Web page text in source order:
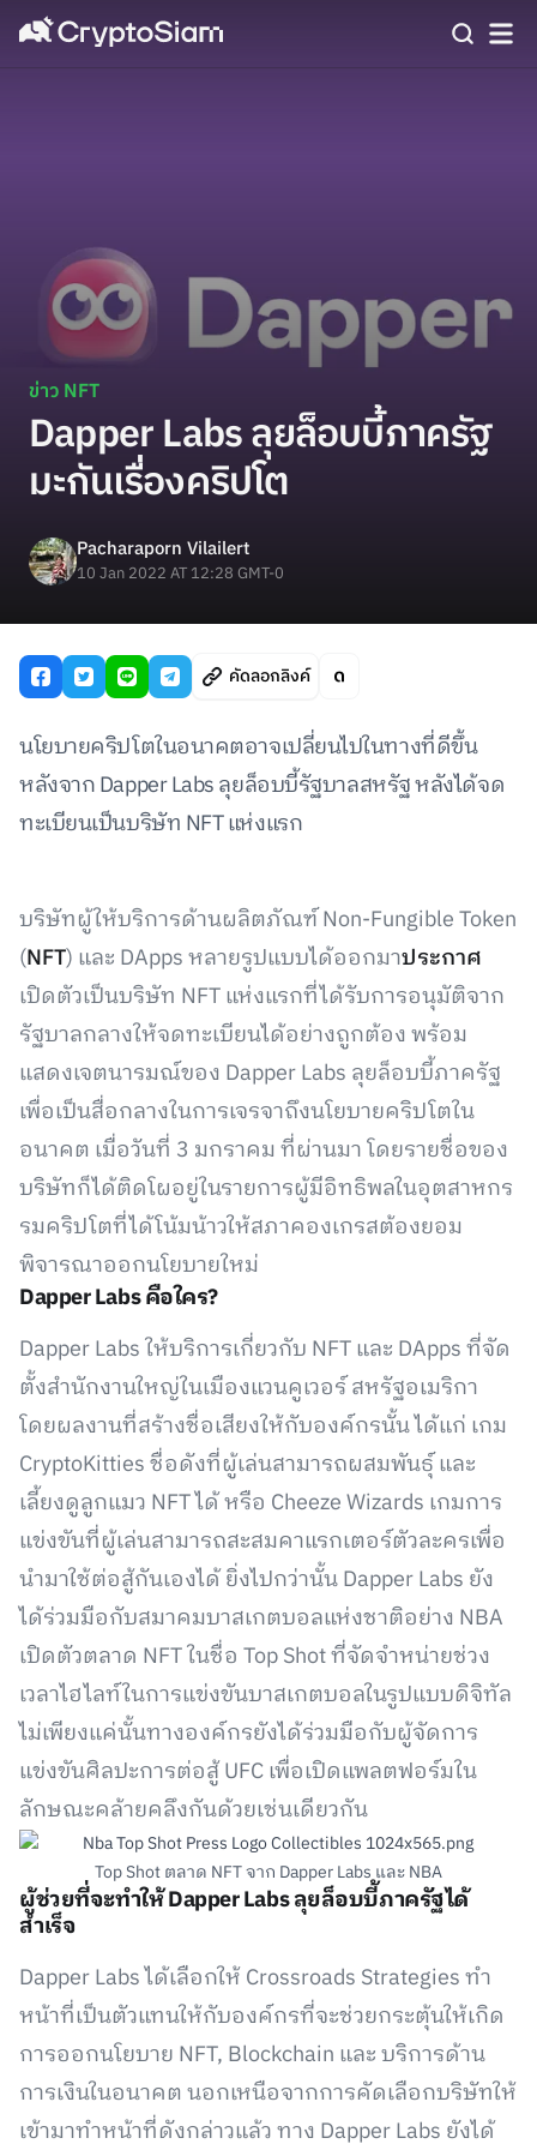
ข่าว NFT
Dapper Labs ลุยล็อบบี้ภาครัฐ
มะกันเรื่องคริปโต
Pacharaporn Vilailert
10 Jan 2022 AT 12:28 GMT-0
คัดลอกลิงค์
นโยบายคริปโตในอนาคตอาจเปลี่ยนไปในทางที่ดีขึ้น
หลังจาก Dapper Labs ลุยล็อบบี้รัฐบาลสหรัฐ หลังได้จด
ทะเบียนเป็นบริษัท NFT แห่งแรก
บริษัทผู้ให้บริการด้านผลิตภัณฑ์ Non-Fungible Token
(NFT) และ DApps หลายรูปแบบได้ออกมาประกาศ
เปิดตัวเป็นบริษัท NFT แห่งแรกที่ได้รับการอนุมัติจาก
รัฐบาลกลางให้จดทะเบียนได้อย่างถูกต้อง พร้อม
แสดงเจตนารมณ์ของ Dapper Labs ลุยล็อบบี้ภาครัฐ
เพื่อเป็นสื่อกลางในการเจรจาถึงนโยบายคริปโตใน
อนาคต เมื่อวันที่ 3 มกราคม ที่ผ่านมา โดยรายชื่อของ
บริษัทก็ได้ติดโผอยู่ในรายการผู้มีอิทธิพลในอุตสาหกร
รมคริปโตที่ได้โน้มน้าวให้สภาคองเกรสต้องยอม
พิจารณาออกนโยบายใหม่
Dapper Labs คือใคร?
Dapper Labs ให้บริการเกี่ยวกับ NFT และ DApps ที่จัด
ตั้งสำนักงานใหญ่ในเมืองแวนคูเวอร์ สหรัฐอเมริกา
โดยผลงานที่สร้างชื่อเสียงให้กับองค์กรนั้น ได้แก่ เกม
CryptoKitties ชื่อดังที่ผู้เล่นสามารถผสมพันธุ์ และ
เลี้ยงดูลูกแมว NFT ได้ หรือ Cheeze Wizards เกมการ
แข่งขันที่ผู้เล่นสามารถสะสมคาแรกเตอร์ตัวละครเพื่อ
นำมาใช้ต่อสู้กันเองได้ ยิ่งไปกว่านั้น Dapper Labs ยัง
ได้ร่วมมือกับสมาคมบาสเกตบอลแห่งชาติอย่าง NBA
เปิดตัวตลาด NFT ในชื่อ Top Shot ที่จัดจำหน่ายช่วง
เวลาไฮไลท์ในการแข่งขันบาสเกตบอลในรูปแบบดิจิทัล
ไม่เพียงแค่นั้นทางองค์กรยังได้ร่วมมือกับผู้จัดการ
แข่งขันศิลปะการต่อสู้ UFC เพื่อเปิดแพลตฟอร์มใน
ลักษณะคล้ายคลึงกันด้วยเช่นเดียวกัน
Top Shot ตลาด NFT จาก Dapper Labs และ NBA
ผู้ช่วยที่จะทำให้ Dapper Labs ลุยล็อบบี้ภาครัฐได้
สำเร็จ
Dapper Labs ได้เลือกให้ Crossroads Strategies ทำ
หน้าที่เป็นตัวแทนให้กับองค์กรที่จะช่วยกระตุ้นให้เกิด
การออกนโยบาย NFT, Blockchain และ บริการด้าน
การเงินในอนาคต นอกเหนือจากการคัดเลือกบริษัทให้
เข้ามาทำหน้าที่ดังกล่าวแล้ว ทาง Dapper Labs ยังได้